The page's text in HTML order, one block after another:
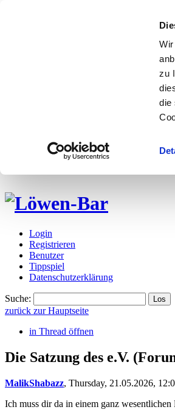
zu
die
Login
Registrieren
Benutzer
Tippspiel
Datenschutzerklärung
Suche:
zurück zur Hauptseite
in Thread öffnen
Die Satzung des e.V.
MalikShabazz, Thursday, 21.05.2026,
Ich muss dir da in einem ganz